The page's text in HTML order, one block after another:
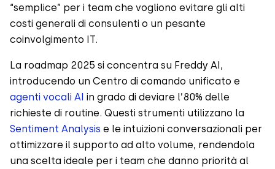
“semplice” per i team che vogliono evitare gli alti
costi generali di consulenti o un pesante
coinvolgimento IT.
La roadmap 2025 si concentra su Freddy AI,
introducendo un Centro di comando unificato e
agenti vocali AI in grado di deviare l’80% delle
richieste di routine. Questi strumenti utilizzano la
Sentiment Analysis e le intuizioni conversazionali per
ottimizzare il supporto ad alto volume, rendendola
una scelta ideale per i team che danno priorità al